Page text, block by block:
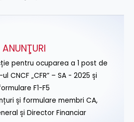
ANUNŢURI
pentru ocuparea a 1 post de
CNCF „CFR” – SA - 2025 și
F1-F5
și formulare membri CA,
și Director Financiar